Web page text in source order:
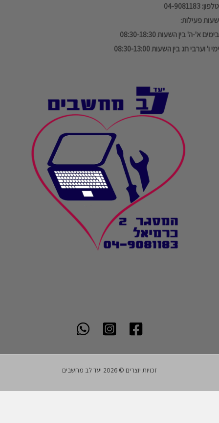
טלפון: 04-9081183
שעות פעילות:
בימים א'-ה' בין השעות 08:30-18:30
ימי ו' וערבי חג בין השעות 08:30-13:00
זכויות יוצרים © 2026 יעד לב מחשבים